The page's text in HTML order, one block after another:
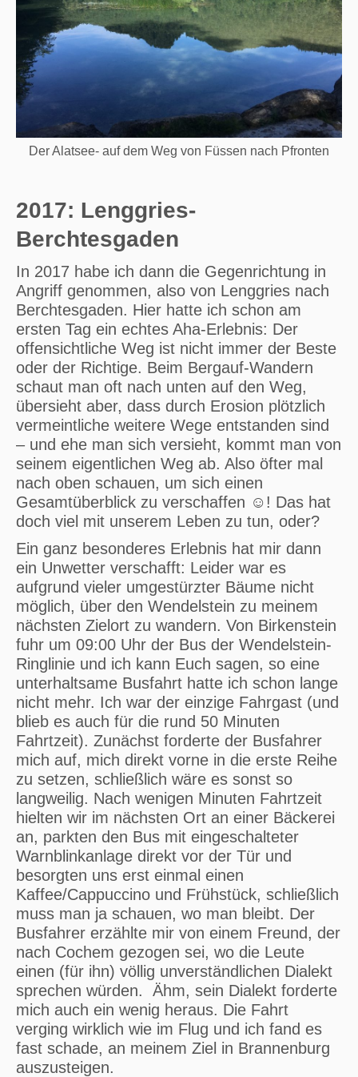
Der Alatsee- auf dem Weg von Füssen nach Pfronten
2017: Lenggries-
Berchtesgaden
In 2017 habe ich dann die Gegenrichtung in
Angriff genommen, also von Lenggries nach
Berchtesgaden. Hier hatte ich schon am
ersten Tag ein echtes Aha-Erlebnis: Der
offensichtliche Weg ist nicht immer der Beste
oder der Richtige. Beim Bergauf-Wandern
schaut man oft nach unten auf den Weg,
übersieht aber, dass durch Erosion plötzlich
vermeintliche weitere Wege entstanden sind
– und ehe man sich versieht, kommt man von
seinem eigentlichen Weg ab. Also öfter mal
nach oben schauen, um sich einen
Gesamtüberblick zu verschaffen ☺️! Das hat
doch viel mit unserem Leben zu tun, oder?
Ein ganz besonderes Erlebnis hat mir dann
ein Unwetter verschafft: Leider war es
aufgrund vieler umgestürzter Bäume nicht
möglich, über den Wendelstein zu meinem
nächsten Zielort zu wandern. Von Birkenstein
fuhr um 09:00 Uhr der Bus der Wendelstein-
Ringlinie und ich kann Euch sagen, so eine
unterhaltsame Busfahrt hatte ich schon lange
nicht mehr. Ich war der einzige Fahrgast (und
blieb es auch für die rund 50 Minuten
Fahrtzeit). Zunächst forderte der Busfahrer
mich auf, mich direkt vorne in die erste Reihe
zu setzen, schließlich wäre es sonst so
langweilig. Nach wenigen Minuten Fahrtzeit
hielten wir im nächsten Ort an einer Bäckerei
an, parkten den Bus mit eingeschalteter
Warnblinkanlage direkt vor der Tür und
besorgten uns erst einmal einen
Kaffee/Cappuccino und Frühstück, schließlich
muss man ja schauen, wo man bleibt. Der
Busfahrer erzählte mir von einem Freund, der
nach Cochem gezogen sei, wo die Leute
einen (für ihn) völlig unverständlichen Dialekt
sprechen würden. Ähm, sein Dialekt forderte
mich auch ein wenig heraus. Die Fahrt
verging wirklich wie im Flug und ich fand es
fast schade, an meinem Ziel in Brannenburg
auszusteigen.